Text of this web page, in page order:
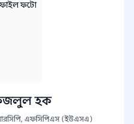
হক
এফসিপিএস (ইউএসএ)